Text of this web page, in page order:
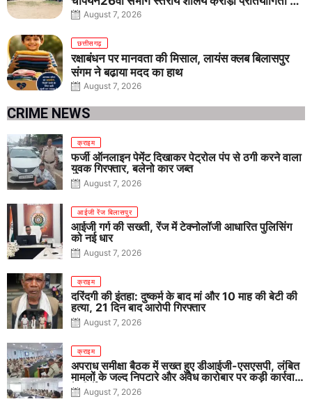
तीनों आयु वर्गों में शानदार प्रदर्शन
August 7, 2026
छत्तीसगढ़
रक्षाबंधन पर मानवता की मिसाल, लायंस क्लब बिलासपुर
संगम ने बढ़ाया मदद का हाथ
August 7, 2026
CRIME NEWS
क्राइम
फर्जी ऑनलाइन पेमेंट दिखाकर पेट्रोल पंप से ठगी करने वाला
युवक गिरफ्तार, बलेनो कार जब्त
August 7, 2026
आईजी रेंज बिलासपुर
आईजी गर्ग की सख्ती, रेंज में टेक्नोलॉजी आधारित पुलिसिंग
को नई धार
August 7, 2026
क्राइम
दरिंदगी की इंतहा: दुष्कर्म के बाद मां और 10 माह की बेटी की
हत्या, 21 दिन बाद आरोपी गिरफ्तार
August 7, 2026
क्राइम
अपराध समीक्षा बैठक में सख्त हुए डीआईजी-एसएसपी, लंबित
मामलों के जल्द निपटारे और अवैध कारोबार पर कड़ी कार्रवाई
के निर्देश
August 7, 2026